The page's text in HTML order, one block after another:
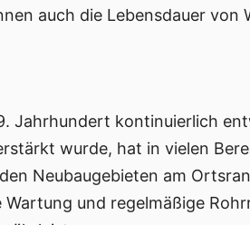
auch die Lebensdauer von
Jahrhundert kontinuierlich
wurde, hat in vielen
Neubaugebieten am
und regelmäßige